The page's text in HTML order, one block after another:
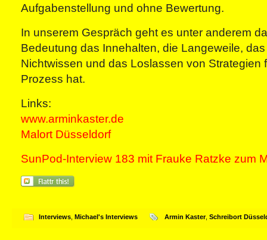
Aufgabenstellung und ohne Bewertung.
In unserem Gespräch geht es unter anderem
Bedeutung das Innehalten, die Langeweile,
Nichtwissen und das Loslassen von Strategien
Prozess hat.
Links:
www.arminkaster.de
Malort Düsseldorf
SunPod-Interview 183 mit Frauke Ratzke zum
Interviews Michael's Interviews Armin Kaster, Schreibort